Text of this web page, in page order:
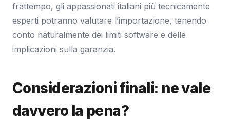
frattempo, gli appassionati italiani più tecnicamente
esperti potranno valutare l’importazione, tenendo
conto naturalmente dei limiti software e delle
implicazioni sulla garanzia.
Considerazioni finali: ne vale
davvero la pena?